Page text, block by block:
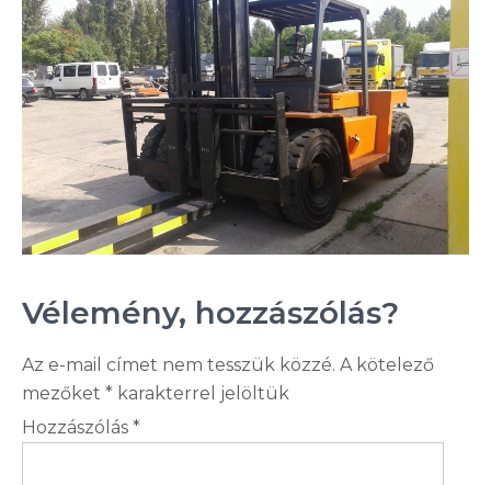
Vélemény, hozzászólás?
Az e-mail címet nem tesszük közzé. A kötelező
mezőket * karakterrel jelöltük
Hozzászólás *